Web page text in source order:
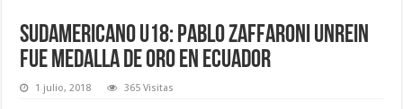
Sudamericano U18: Pablo Zaffaroni Unrein
fue medalla de oro en Ecuador
1 julio, 2018 365 Visitas